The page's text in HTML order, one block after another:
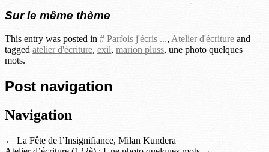
Sur le même thème
This entry was posted in # Parfois j'écris ..., Atelier d'écriture and
tagged atelier d'écriture, exil, marion pluss, une photo quelques
mots.
Post navigation
Navigation
← La Fête de l’Insignifiance, Milan Kundera